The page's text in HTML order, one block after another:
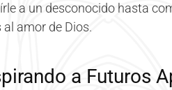
a un desconocido hasta
amor de Dios.
a Futuros